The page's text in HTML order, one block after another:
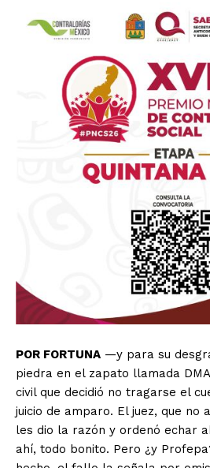
POR FORTUNA —y para su
piedra en el zapato llamada
civil que decidió no tragarse el
juicio de amparo. El juez, que no
les dio la razón y ordenó echar
ahí, todo bonito. Pero ¿y